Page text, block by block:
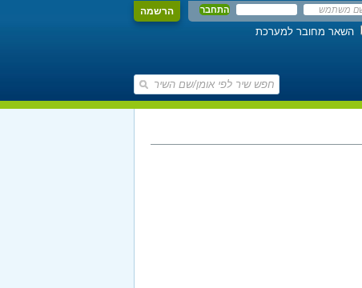
הרשמה
השאר מחובר למערכת